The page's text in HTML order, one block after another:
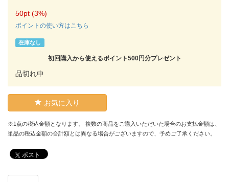
50pt (3%)
ポイントの使い方はこちら
在庫なし
初回購入から使えるポイント500円分プレゼント
品切れ中
お気に入り
※1点の税込金額となります。 複数の商品をご購入いただいた場合のお支払金額は、
単品の税込金額の合計額とは異なる場合がございますので、予めご了承ください。
ポスト